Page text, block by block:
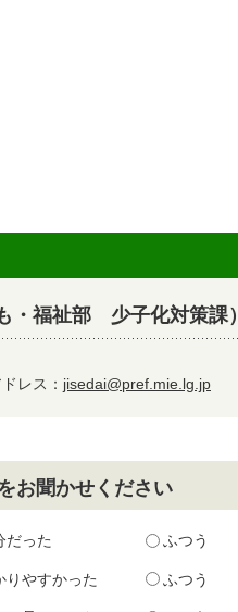
・福祉部 少子化対策課）
レス： jisedai@pref.mie.lg.jp
お聞かせください
だった ふつう
りやすかった ふつう